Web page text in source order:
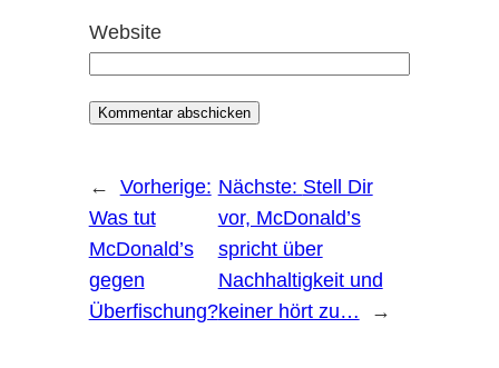
Website
←
Vorherige:
Was tut
McDonald’s
gegen
Überfischung?
Nächste: Stell Dir
vor, McDonald’s
spricht über
Nachhaltigkeit und
keiner hört zu…
→